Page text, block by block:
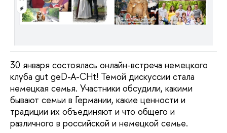
30 января состоялась онлайн-встреча немецкого
клуба gut geD-A-CHt! Темой дискуссии стала
немецкая семья. Участники обсудили, какими
бывают семьи в Германии, какие ценности и
традиции их объединяют и что общего и
различного в российской и немецкой семье.